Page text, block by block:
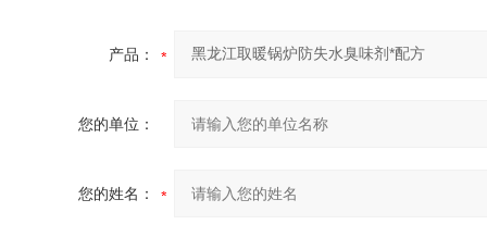
产品：
您的单位：
您的姓名：